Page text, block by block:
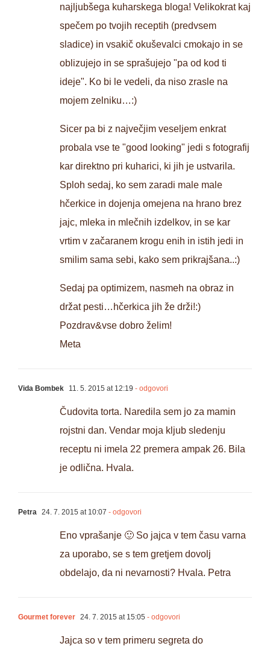
najljubšega kuharskega bloga! Velikokrat kaj
spečem po tvojih receptih (predvsem
sladice) in vsakič okuševalci cmokajo in se
oblizujejo in se sprašujejo "pa od kod ti
ideje". Ko bi le vedeli, da niso zrasle na
mojem zelniku…:)
Sicer pa bi z največjim veseljem enkrat
probala vse te "good looking" jedi s fotografij
kar direktno pri kuharici, ki jih je ustvarila.
Sploh sedaj, ko sem zaradi male male
hčerkice in dojenja omejena na hrano brez
jajc, mleka in mlečnih izdelkov, in se kar
vrtim v začaranem krogu enih in istih jedi in
smilim sama sebi, kako sem prikrajšana..:)
Sedaj pa optimizem, nasmeh na obraz in
držat pesti…hčerkica jih že drži!:)
Pozdrav&vse dobro želim!
Meta
Vida Bombek 11. 5. 2015 at 12:19 - odgovori
Čudovita torta. Naredila sem jo za mamin
rojstni dan. Vendar moja kljub sledenju
receptu ni imela 22 premera ampak 26. Bila
je odlična. Hvala.
Petra 24. 7. 2015 at 10:07 - odgovori
Eno vprašanje 🙂 So jajca v tem času varna
za uporabo, se s tem gretjem dovolj
obdelajo, da ni nevarnosti? Hvala. Petra
Gourmet forever 24. 7. 2015 at 15:05 - odgovori
Jajca so v tem primeru segreta do